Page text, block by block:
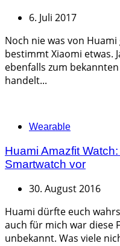
6. Juli 2017
Noch nie was von
bestimmt Xiaomi etwas.
ebenfalls zum
handelt...
Categories
Wearable
Huami Amazfit
Smartwatch vor
30. August 2016
Huami dürfte euch
auch für mich war diese
unbekannt. Was viele